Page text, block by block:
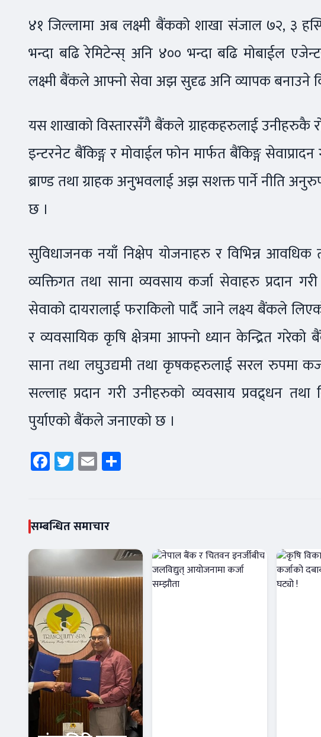
४१ जिल्लामा अब लक्ष्मी बैंकको शाखा संजाल ७२, ३
भन्दा बढि रेमिटेन्स् अनि ४०० भन्दा बढि मोबाईल
लक्ष्मी बैंकले आफ्नो सेवा अझ सुदृढ अनि व्यापक बनाउने
यस शाखाको विस्तारसँगै बैंकले ग्राहकहरुलाई उनीहरुकै
इन्टरनेट बैंकिङ्ग र मोवाईल फोन मार्फत बैंकिङ्ग
ब्राण्ड तथा ग्राहक अनुभवलाई अझ सशक्त पार्ने नीति
छ ।
सुविधाजनक नयाँ निक्षेप योजनाहरु र विभिन्न
व्यक्तिगत तथा साना व्यवसाय कर्जा सेवाहरु प्रदान
सेवाको दायरालाई फराकिलो पार्दै जाने लक्ष्य बैंकले
र व्यवसायिक कृषि क्षेत्रमा आफ्नो ध्यान केन्द्रित गरेको
साना तथा लघुउद्यमी तथा कृषकहरुलाई सरल रुपमा
सल्लाह प्रदान गरी उनीहरुको व्यवसाय प्रवद्र्धन तथा
पुर्याएको बैंकले जनाएको छ ।
Facebook
Twitter
Email
सम्बन्धित समाचार